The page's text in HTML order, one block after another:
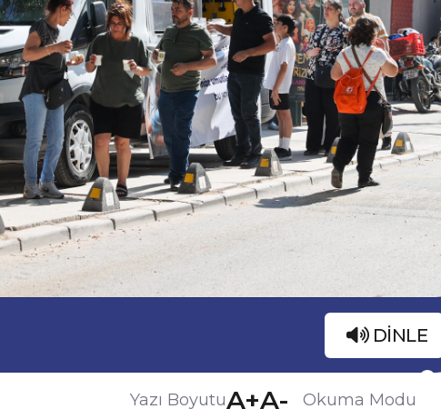
DINLE
Yazı BoyutuA+A- Okuma Modu